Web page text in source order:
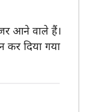
आने वाले हैं।
कर दिया गया